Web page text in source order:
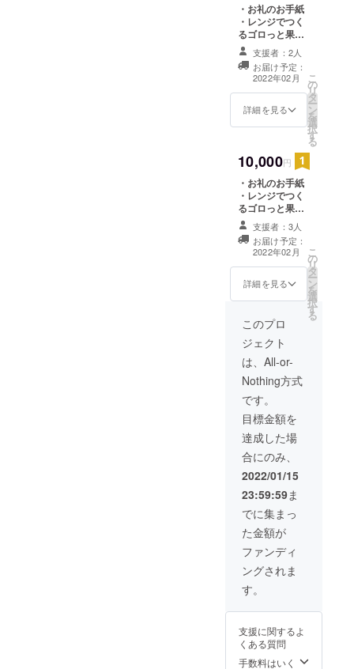
・お礼のお手紙
・レンジでつく
るゴロっと果実
のホットジャ
ム フレーバー3
個 ・レンジでつ
くる国産米粉の
蒸しパンミック
ス フレーバー3
支援者：2人
お届け予定：
2022年02月
詳細を見る
こ
の
リ
タ
ー
ン
を
選
択
す
る
10,000円
・お礼のお手紙
・レンジでつく
るゴロっと果実
のホットジャ
ム フレーバー8
個 ・レンジでつ
くる国産米粉の
蒸しパンミック
ス フレーバー8
支援者：3人
お届け予定：
2022年02月
詳細を見る
こ
の
リ
タ
ー
ン
を
選
択
す
る
このプロ
ジェクト
は、All-or-
Nothing方式
です。
目標金額を
達成した場
合にのみ、
2022/01/15
23:59:59ま
でに集まっ
た金額が
ファンディ
ングされま
す。
支援に関するよ
くある質問
手数料はいく